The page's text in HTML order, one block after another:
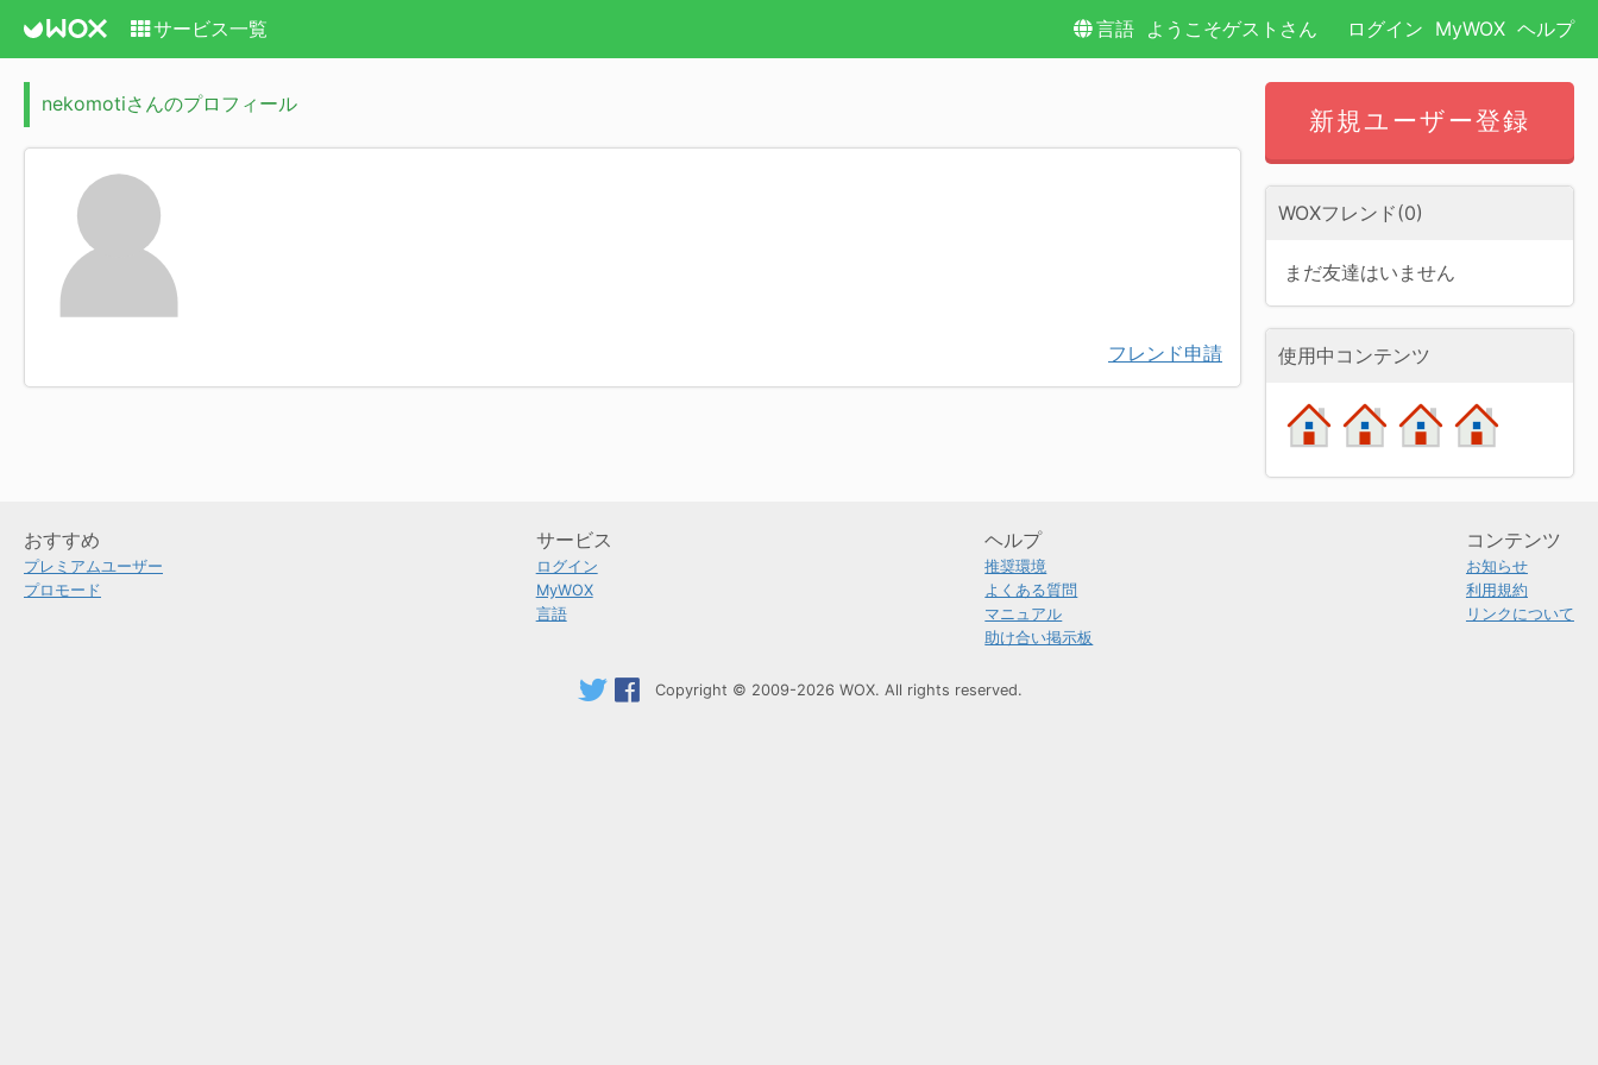
サービス一覧 言語 ようこそゲストさん ログイン MyWOX ヘルプ
nekomotiさんのプロフィール
フレンド申請
新規ユーザー登録
WOXフレンド(0)
まだ友達はいません
使用中コンテンツ
おすすめ
プレミアムユーザー
プロモード
サービス
ログイン
MyWOX
言語
ヘルプ
推奨環境
よくある質問
マニュアル
助け合い掲示板
コンテンツ
お知らせ
利用規約
リンクについて
Copyright © 2009-2026 WOX. All rights reserved.